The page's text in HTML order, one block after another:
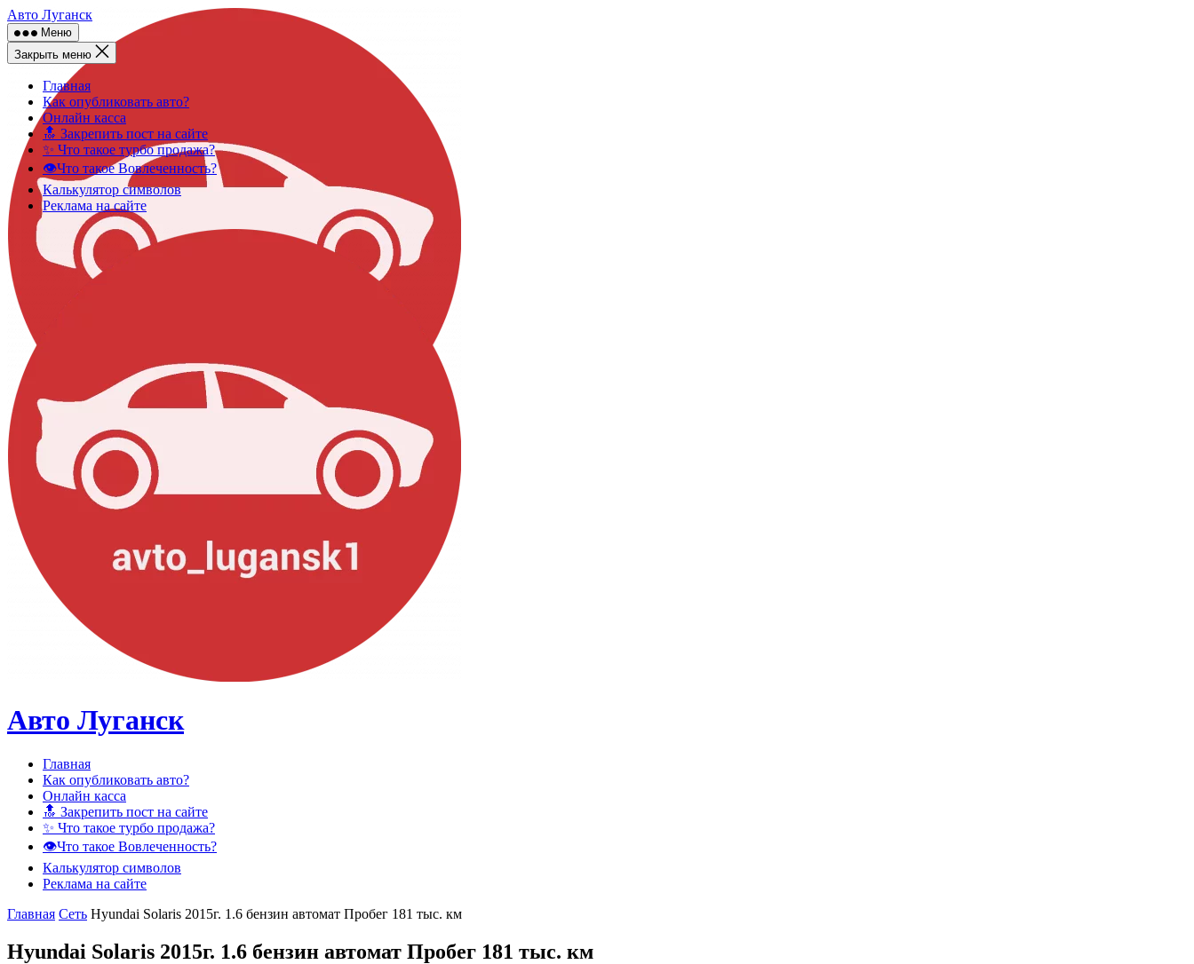
Skip
to
content
Авто Луганск
Меню
Закрыть меню
Главная
Как опубликовать авто?
Онлайн касса
🔝 Закрепить пост на сайте
✨ Что такое турбо продажа?
👁️Что такое Вовлеченность?
Калькулятор символов
Реклама на сайте
Авто Луганск
Главная
Как опубликовать авто?
Онлайн касса
🔝 Закрепить пост на сайте
✨ Что такое турбо продажа?
👁️Что такое Вовлеченность?
Калькулятор символов
Реклама на сайте
Главная Сеть Hyundai Solaris 2015г. 1.6 бензин автомат Пробег 181 тыс. км
Hyundai Solaris 2015г. 1.6 бензин автомат Пробег 181 тыс. км